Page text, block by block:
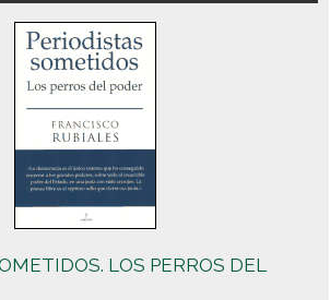
LOS PERROS DEL